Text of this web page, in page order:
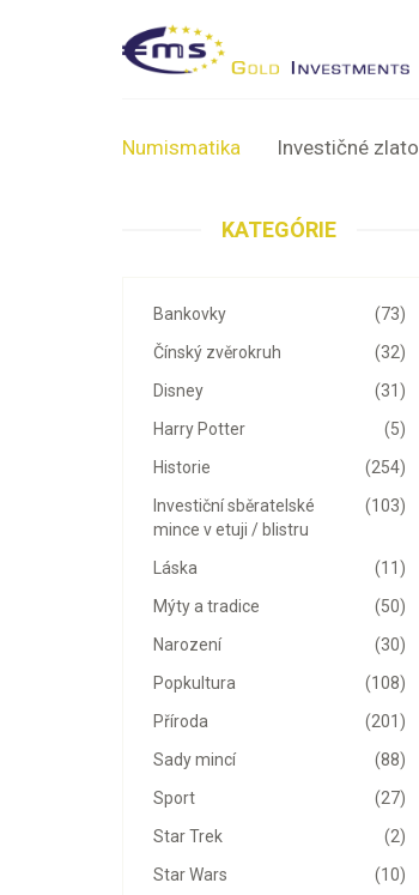
Numismatika Investičné zlato
KATEGÓRIE
(73)
Bankovky
(32)
Čínský zvěrokruh
(31)
Disney
(5)
Harry Potter
(254)
Historie
(103)
Investiční sběratelské
mince v etuji / blistru
(11)
Láska
(50)
Mýty a tradice
(30)
Narození
(108)
Popkultura
(201)
Příroda
(88)
Sady mincí
(27)
Sport
(2)
Star Trek
(10)
Star Wars